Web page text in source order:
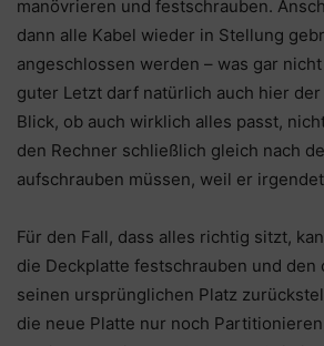
manövrieren und festschrauben.
dann alle Kabel wieder in Stellung
angeschlossen werden – was gar
guter Letzt darf natürlich auch hier
Blick, ob auch wirklich alles passt,
den Rechner schließlich gleich nach
aufschrauben müssen, weil er
Für den Fall, dass alles richtig sitzt,
die Deckplatte festschrauben und den
seinen ursprünglichen Platz
die neue Platte nur noch